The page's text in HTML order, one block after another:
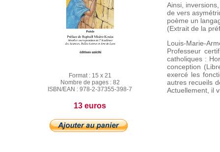
Format : 15 x 21
Nombre de pages : 82
ISBN/EAN : 978-2-37355-398-7
13 euros
Ainsi,
de vers
poème un
(Extrait de la
Louis-Marie-
Professeur
catholiques :
conception
exercé les
autres recueils
Actuellement, il